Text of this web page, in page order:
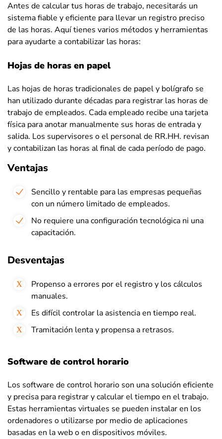
Antes de calcular tus horas de trabajo, necesitarás un
sistema fiable y eficiente para llevar un registro preciso
de las horas. Aquí tienes varios métodos y herramientas
para ayudarte a contabilizar las horas:
Hojas de horas en papel
Las hojas de horas tradicionales de papel y bolígrafo se
han utilizado durante décadas para registrar las horas de
trabajo de empleados. Cada empleado recibe una tarjeta
física para anotar manualmente sus horas de entrada y
salida. Los supervisores o el personal de RR.HH. revisan
y contabilizan las horas al final de cada período de pago.
Ventajas
Sencillo y rentable para las empresas pequeñas
con un número limitado de empleados.
No requiere una configuración tecnológica ni una
capacitación.
Desventajas
Propenso a errores por el registro y los cálculos
manuales.
Es difícil controlar la asistencia en tiempo real.
Tramitación lenta y propensa a retrasos.
Software de control horario
Los software de control horario son una solución eficiente
y precisa para registrar y calcular el tiempo en el trabajo.
Estas herramientas virtuales se pueden instalar en los
ordenadores o utilizarse por medio de aplicaciones
basadas en la web o en dispositivos móviles.